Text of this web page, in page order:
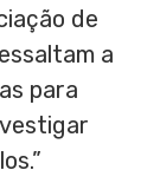
de
a
para